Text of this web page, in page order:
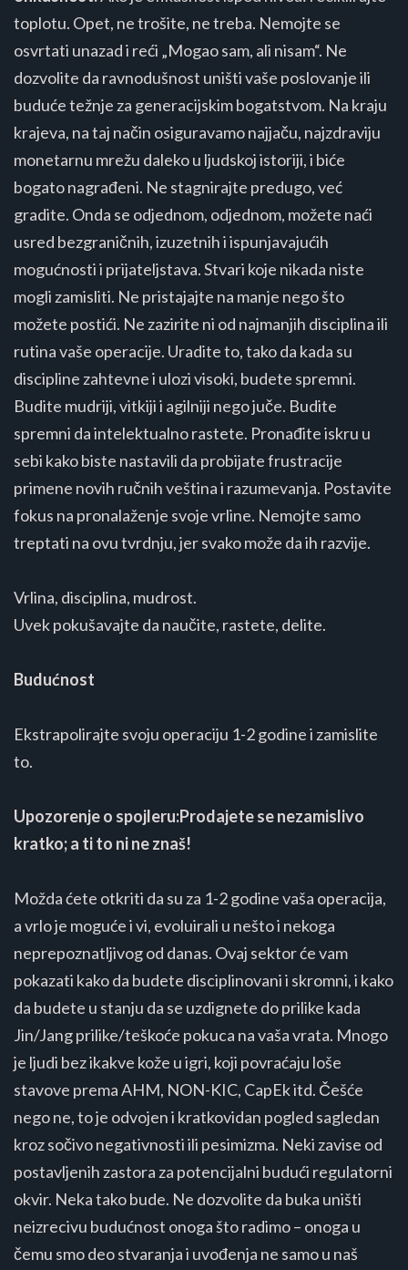
toplotu. Opet, ne trošite, ne treba. Nemojte se
osvrtati unazad i reći „Mogao sam, ali nisam“. Ne
dozvolite da ravnodušnost uništi vaše poslovanje ili
buduće težnje za generacijskim bogatstvom. Na kraju
krajeva, na taj način osiguravamo najjaču, najzdraviju
monetarnu mrežu daleko u ljudskoj istoriji, i biće
bogato nagrađeni. Ne stagnirajte predugo, već
gradite. Onda se odjednom, odjednom, možete naći
usred bezgraničnih, izuzetnih i ispunjavajućih
mogućnosti i prijateljstava. Stvari koje nikada niste
mogli zamisliti. Ne pristajajte na manje nego što
možete postići. Ne zazirite ni od najmanjih disciplina ili
rutina vaše operacije. Uradite to, tako da kada su
discipline zahtevne i ulozi visoki, budete spremni.
Budite mudriji, vitkiji i agilniji nego juče. Budite
spremni da intelektualno rastete. Pronađite iskru u
sebi kako biste nastavili da probijate frustracije
primene novih ručnih veština i razumevanja. Postavite
fokus na pronalaženje svoje vrline. Nemojte samo
treptati na ovu tvrdnju, jer svako može da ih razvije.
Vrlina, disciplina, mudrost.
Uvek pokušavajte da naučite, rastete, delite.
Budućnost
Ekstrapolirajte svoju operaciju 1-2 godine i zamislite
to.
Upozorenje o spojleru:Prodajete se nezamislivo
kratko; a ti to ni ne znaš!
Možda ćete otkriti da su za 1-2 godine vaša operacija,
a vrlo je moguće i vi, evoluirali u nešto i nekoga
neprepoznatljivog od danas. Ovaj sektor će vam
pokazati kako da budete disciplinovani i skromni, i kako
da budete u stanju da se uzdignete do prilike kada
Jin/Jang prilike/teškoće pokuca na vaša vrata. Mnogo
je ljudi bez ikakve kože u igri, koji povraćaju loše
stavove prema AHM, NON-KIC, CapEk itd. Češće
nego ne, to je odvojen i kratkovidan pogled sagledan
kroz sočivo negativnosti ili pesimizma. Neki zavise od
postavljenih zastora za potencijalni budući regulatorni
okvir. Neka tako bude. Ne dozvolite da buka uništi
neizrecivu budućnost onoga što radimo – onoga u
čemu smo deo stvaranja i uvođenja ne samo u naš